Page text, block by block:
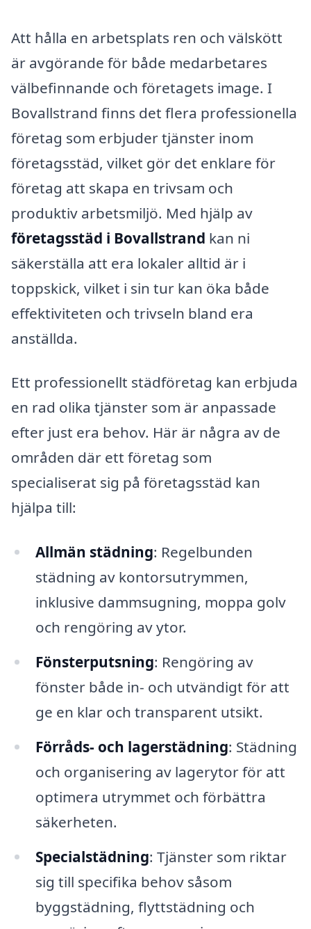
Att hålla en arbetsplats ren och välskött
är avgörande för både medarbetares
välbefinnande och företagets image. I
Bovallstrand finns det flera professionella
företag som erbjuder tjänster inom
företagsstäd, vilket gör det enklare för
företag att skapa en trivsam och
produktiv arbetsmiljö. Med hjälp av
företagsstäd i Bovallstrand kan ni
säkerställa att era lokaler alltid är i
toppskick, vilket i sin tur kan öka både
effektiviteten och trivseln bland era
anställda.
Ett professionellt städföretag kan erbjuda
en rad olika tjänster som är anpassade
efter just era behov. Här är några av de
områden där ett företag som
specialiserat sig på företagsstäd kan
hjälpa till:
Allmän städning: Regelbunden
städning av kontorsutrymmen,
inklusive dammsugning, moppa golv
och rengöring av ytor.
Fönsterputsning: Rengöring av
fönster både in- och utvändigt för att
ge en klar och transparent utsikt.
Förråds- och lagerstädning: Städning
och organisering av lagerytor för att
optimera utrymmet och förbättra
säkerheten.
Specialstädning: Tjänster som riktar
sig till specifika behov såsom
byggstädning, flyttstädning och